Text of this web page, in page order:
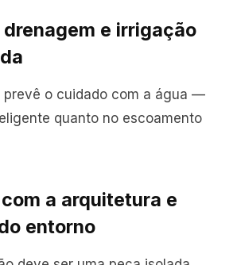
e irrigação
prevê o cuidado com a água —
quanto no escoamento
a arquitetura e
entorno